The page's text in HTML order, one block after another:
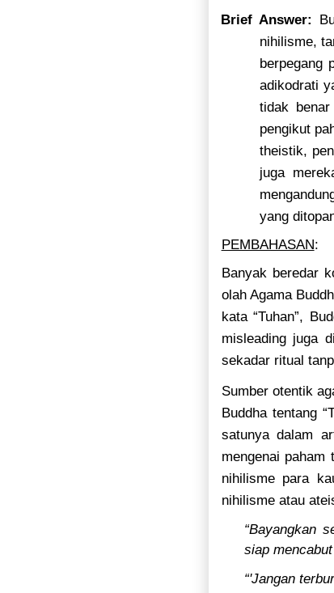
Brief Answer:
nihilisme,
berpegang
adikodrati
tidak
pengikut
theistik,
juga
yang
PEMBAHASAN:
Banyak beredar
olah Agama
kata “Tuhan”,
misleading juga
sekadar ritual
Sumber otentik
Buddha tentang
satunya dalam
mengenai paham
nihilisme para
nihilisme atau
“Bayangkan
siap
“'Jangan